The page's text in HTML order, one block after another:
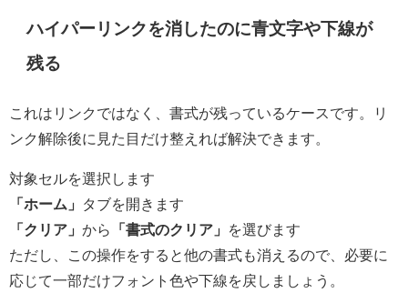
ハイパーリンクを消したのに青文字や下線が
残る
これはリンクではなく、書式が残っているケースです。リ
ンク解除後に見た目だけ整えれば解決できます。
対象セルを選択します
「ホーム」
タブを開きます
「クリア」 から 「書式のクリア」
を選びます
ただし、この操作をすると他の書式も消えるので、必要に
応じて一部だけフォント色や下線を戻しましょう。